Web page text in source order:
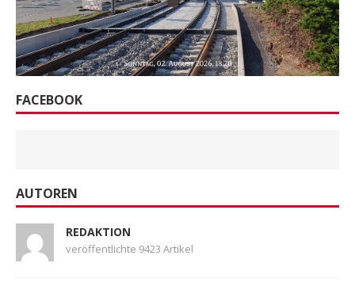
FACEBOOK
AUTOREN
REDAKTION
veröffentlichte 9423 Artikel